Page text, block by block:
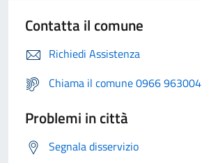
Contatta il comune
Richiedi Assistenza
Chiama il comune 0966 963004
Problemi in città
Segnala disservizio